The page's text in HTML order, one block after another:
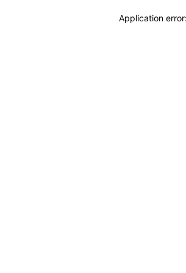
Application